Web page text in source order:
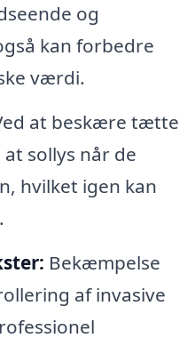
og
kan forbedre
værdi.
at beskære tætte
sollys når de
hvilket igen kan
Bekæmpelse
af invasive